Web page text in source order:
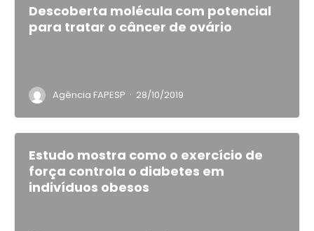
Descoberta molécula com potencial
para tratar o câncer de ovário
Agência FAPESP · 28/10/2019
Estudo mostra como o exercício de
força controla o diabetes em
indivíduos obesos